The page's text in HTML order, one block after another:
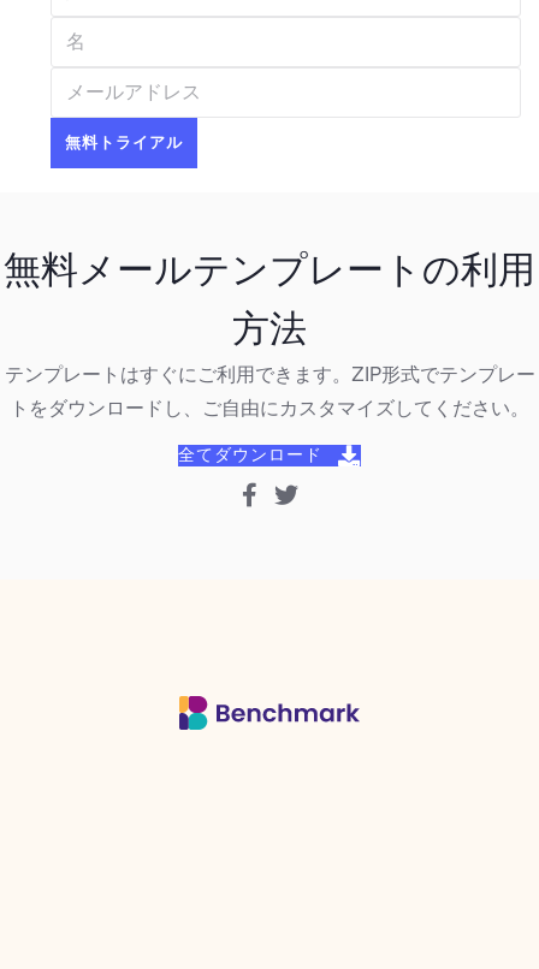
無料メールテンプレートの利用
方法
テンプレートはすぐにご利用できます。ZIP形式でテンプレー
トをダウンロードし、ご自由にカスタマイズしてください。
全てダウンロード